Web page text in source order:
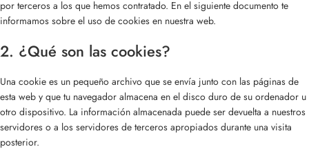
por terceros a los que hemos contratado. En el siguiente documento te
informamos sobre el uso de cookies en nuestra web.
2. ¿Qué son las cookies?
Una cookie es un pequeño archivo que se envía junto con las páginas de
esta web y que tu navegador almacena en el disco duro de su ordenador u
otro dispositivo. La información almacenada puede ser devuelta a nuestros
servidores o a los servidores de terceros apropiados durante una visita
posterior.